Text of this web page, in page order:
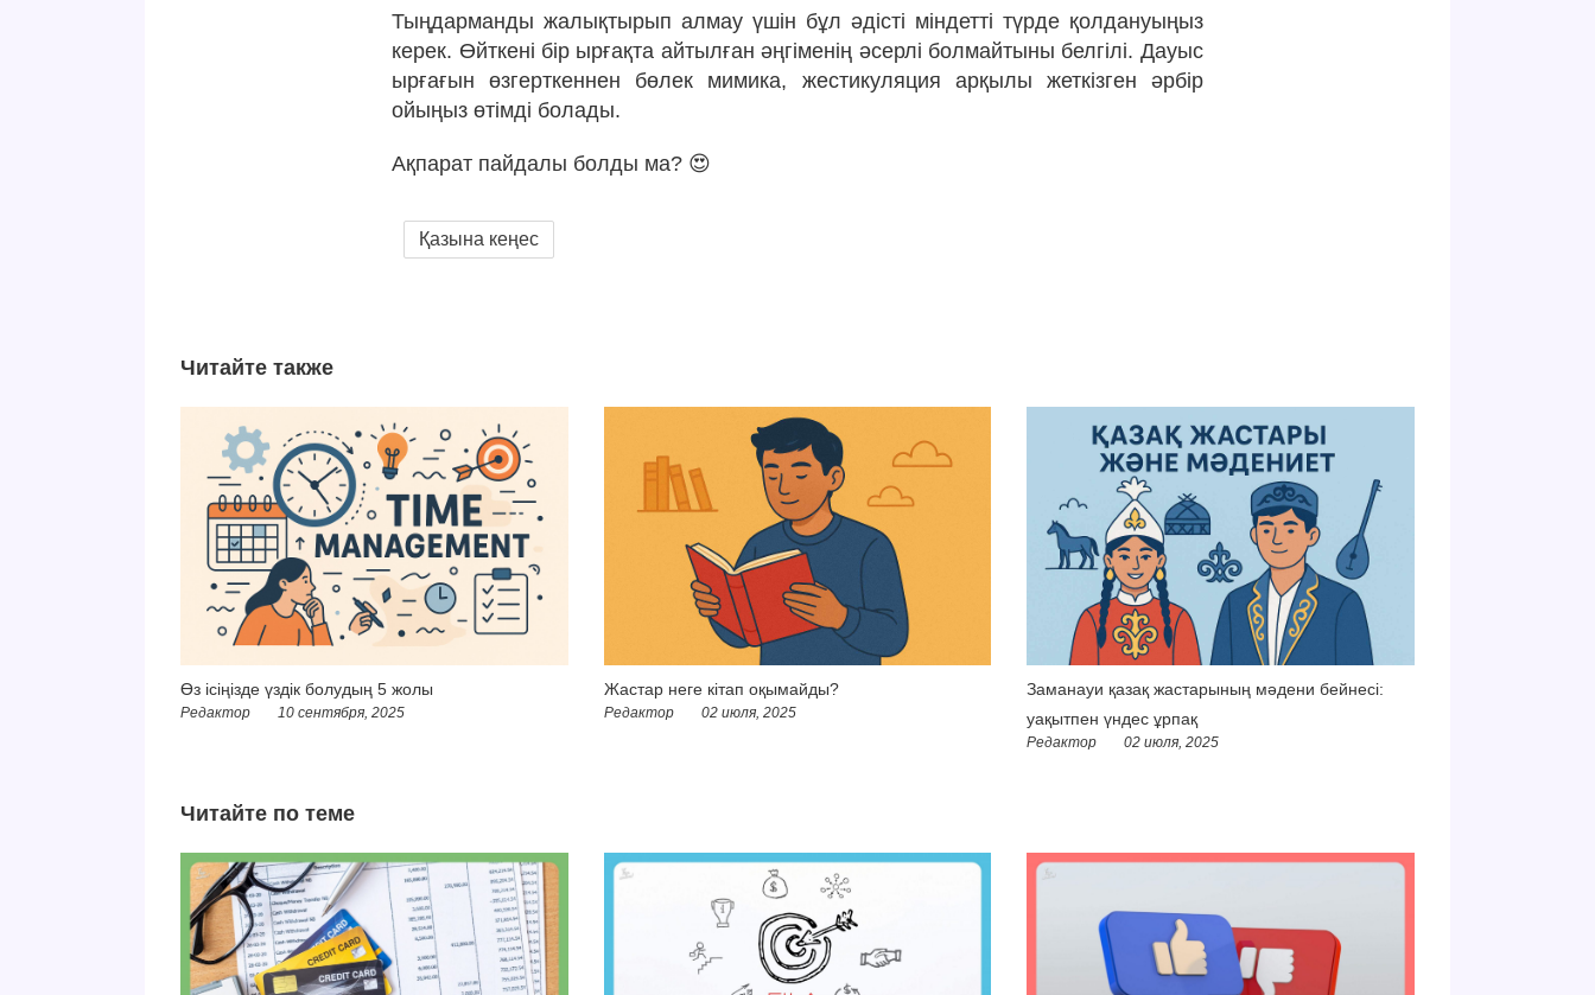
Тыңдарманды жалықтырып алмау үшін бұл әдісті міндетті түрде қолдануыңыз
керек. Өйткені бір ырғақта айтылған әңгіменің әсерлі болмайтыны белгілі. Дауыс
ырғағын өзгерткеннен бөлек мимика, жестикуляция арқылы жеткізген әрбір
ойыңыз өтімді болады.
Ақпарат пайдалы болды ма? 😍
Қазына кеңес
Читайте также
Өз ісіңізде үздік болудың 5 жолы
Редактор 10 сентября, 2025
Жастар неге кітап оқымайды?
Редактор 02 июля, 2025
Заманауи қазақ жастарының мәдени бейнесі:
уақытпен үндес ұрпақ
Редактор 02 июля, 2025
Читайте по теме